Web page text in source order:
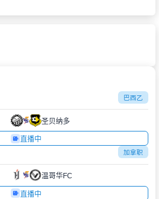
巴西乙
圣贝纳多
直播中
加拿职
温哥华FC
直播中